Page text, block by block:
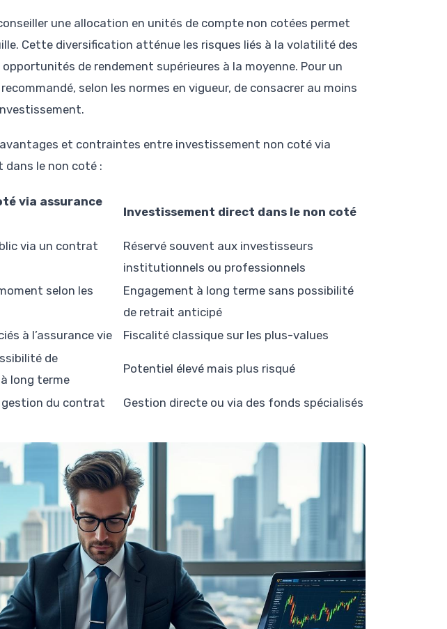
une allocation en unités de compte non cotées permet
Cette diversification atténue les risques liés à la volatilité des
de rendement supérieures à la moyenne. Pour un
selon les normes en vigueur, de consacrer au moins
et contraintes entre investissement non coté via
le non coté :
via assurance
Investissement direct dans le non coté
via un contrat
Réservé souvent aux investisseurs
institutionnels ou professionnels
selon les
Engagement à long terme sans possibilité
de retrait anticipé
à l’assurance vie
Fiscalité classique sur les plus-values
de
long terme
Potentiel élevé mais plus risqué
gestion du contrat Gestion directe ou via des fonds spécialisés